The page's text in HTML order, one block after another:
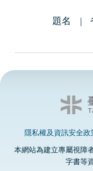
題名
隱私權及資訊安全政
本網站為建立專屬視障
字書等